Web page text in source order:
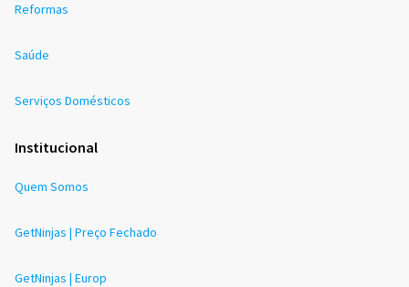
Reformas
Saúde
Serviços Domésticos
Institucional
Quem Somos
GetNinjas | Preço Fechado
GetNinjas | Europ